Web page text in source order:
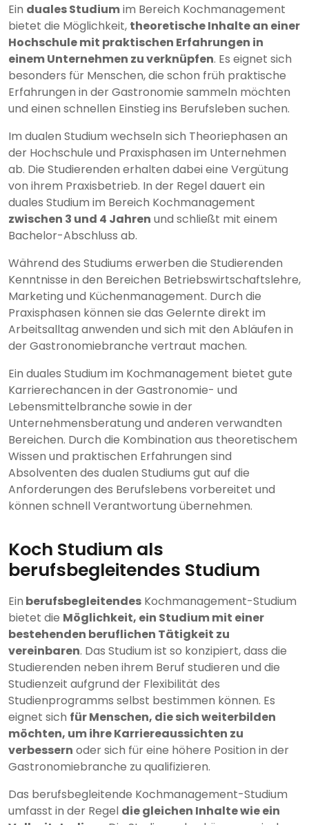
Ein duales Studiumim Bereich Kochmanagement
bietet die Möglichkeit, theoretische Inhalte an einer
Hochschule mit praktischen Erfahrungen in
einem Unternehmen zu verknüpfen. Es eignet sich
besonders für Menschen, die schon früh praktische
Erfahrungen in der Gastronomie sammeln möchten
und einen schnellen Einstieg ins Berufsleben suchen.
Im dualen Studium wechseln sich Theoriephasen an
der Hochschule und Praxisphasen im Unternehmen
ab. Die Studierenden erhalten dabei eine Vergütung
von ihrem Praxisbetrieb. In der Regel dauert ein
duales Studium im Bereich Kochmanagement
zwischen 3 und 4 Jahren und schließt mit einem
Bachelor-Abschluss ab.
Während des Studiums erwerben die Studierenden
Kenntnisse in den Bereichen Betriebswirtschaftslehre,
Marketing und Küchenmanagement. Durch die
Praxisphasen können sie das Gelernte direkt im
Arbeitsalltag anwenden und sich mit den Abläufen in
der Gastronomiebranche vertraut machen.
Ein duales Studium im Kochmanagement bietet gute
Karrierechancen in der Gastronomie- und
Lebensmittelbranche sowie in der
Unternehmensberatung und anderen verwandten
Bereichen. Durch die Kombination aus theoretischem
Wissen und praktischen Erfahrungen sind
Absolventen des dualen Studiums gut auf die
Anforderungen des Berufslebens vorbereitet und
können schnell Verantwortung übernehmen.
Koch Studium als
berufsbegleitendes Studium
Ein berufsbegleitendes Kochmanagement-Studium
bietet die Möglichkeit, ein Studium mit einer
bestehenden beruflichen Tätigkeit zu
vereinbaren. Das Studium ist so konzipiert, dass die
Studierenden neben ihrem Beruf studieren und die
Studienzeit aufgrund der Flexibilität des
Studienprogramms selbst bestimmen können. Es
eignet sich für Menschen, die sich weiterbilden
möchten, um ihre Karriereaussichten zu
verbessern oder sich für eine höhere Position in der
Gastronomiebranche zu qualifizieren.
Das berufsbegleitende Kochmanagement-Studium
umfasst in der Regel die gleichen Inhalte wie ein